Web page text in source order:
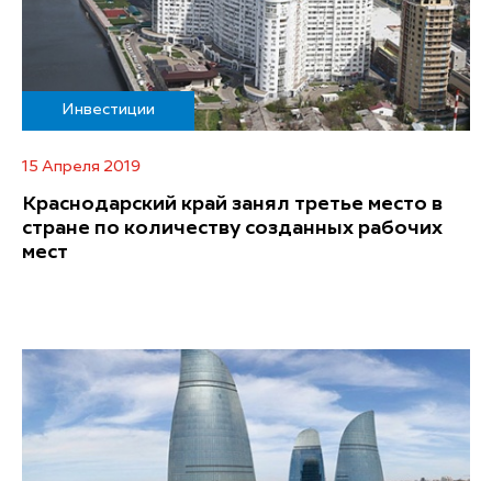
Инвестиции
15 Апреля 2019
Краснодарский край занял третье место в
стране по количеству созданных рабочих
мест